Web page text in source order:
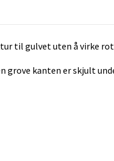
til gulvet uten å virke
grove kanten er skjult